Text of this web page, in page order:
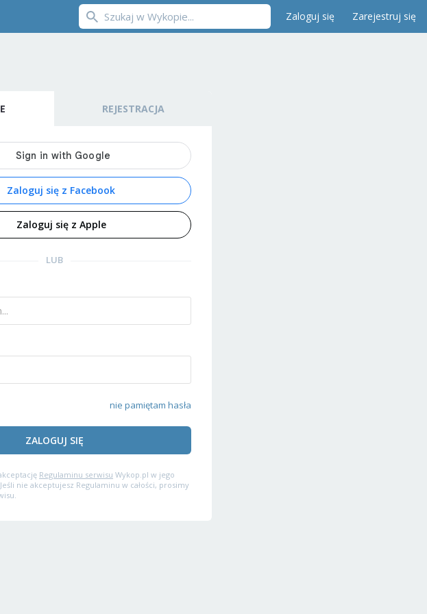
Zaloguj się Zarejestruj się
REJESTRACJA
Zaloguj się z Facebook
Zaloguj się z Apple
LUB
nie pamiętam hasła
ZALOGUJ SIĘ
Regulaminu serwisu Wykop.pl w jego
nie akceptujesz Regulaminu w całości, prosimy